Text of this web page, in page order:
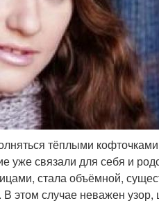
тёплыми
уже связали для себя и
стала объёмной,
случае неважен узор,